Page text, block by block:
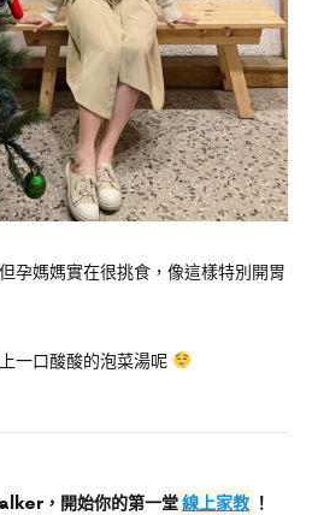
孕媽媽實在很挑食，像這樣特別開胃
一口酸酸的泡菜湯呢
，開始你的第一堂線上家教 ！